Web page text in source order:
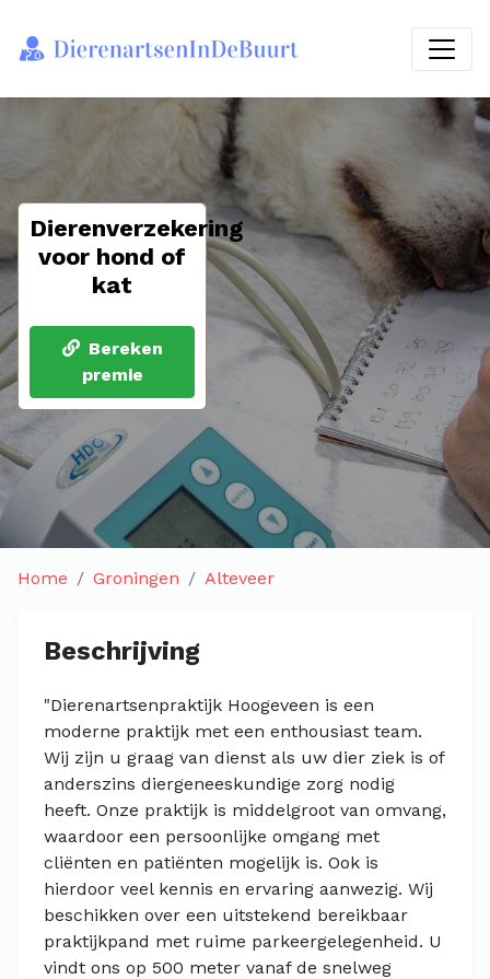
Dierenverzekering
voor hond of
kat
Bereken
premie
Home Groningen Alteveer
Beschrijving
"Dierenartsenpraktijk Hoogeveen is een
moderne praktijk met een enthousiast team.
Wij zijn u graag van dienst als uw dier ziek is of
anderszins diergeneeskundige zorg nodig
heeft. Onze praktijk is middelgroot van omvang,
waardoor een persoonlijke omgang met
cliënten en patiënten mogelijk is. Ook is
hierdoor veel kennis en ervaring aanwezig. Wij
beschikken over een uitstekend bereikbaar
praktijkpand met ruime parkeergelegenheid. U
vindt ons op 500 meter vanaf de snelweg